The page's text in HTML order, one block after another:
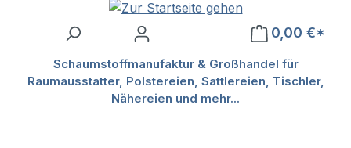
0,00 €*
Schaumstoffmanufaktur & Großhandel für
Raumausstatter, Polstereien, Sattlereien, Tischler,
Nähereien und mehr...